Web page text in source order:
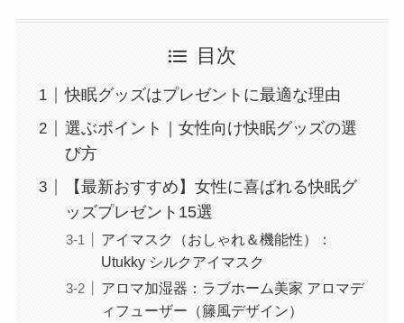
目次
快眠グッズはプレゼントに最適な理由
選ぶポイント｜女性向け快眠グッズの選
び方
【最新おすすめ】女性に喜ばれる快眠グ
ッズプレゼント15選
アイマスク（おしゃれ＆機能性）：
Utukky シルクアイマスク
アロマ加湿器：ラブホーム美家 アロマデ
ィフューザー（籐風デザイン）